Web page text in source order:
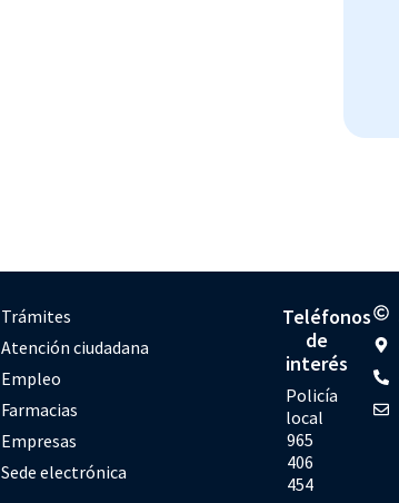
Trámites
Atención ciudadana
Empleo
Farmacias
Empresas
Sede electrónica
Teléfonos
de
interés
Policía
local
965
406
454